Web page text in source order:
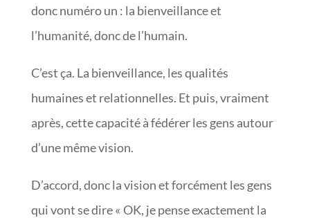
donc numéro un : la bienveillance et
l’humanité, donc de l’humain.
C’est ça. La bienveillance, les qualités
humaines et relationnelles. Et puis, vraiment
après, cette capacité à fédérer les gens autour
d’une même vision.
D’accord, donc la vision et forcément les gens
qui vont se dire « OK, je pense exactement la